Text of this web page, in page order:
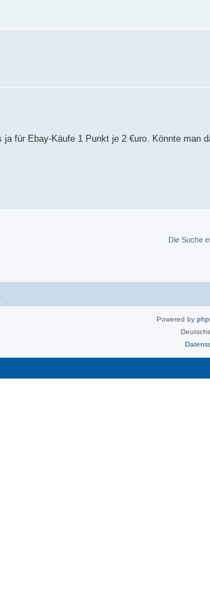
ja für Ebay-Käufe 1 Punkt je 2 €uro. Könnte man
Die Suche
Powered by